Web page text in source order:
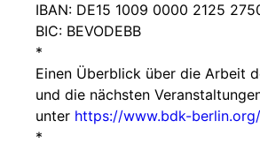
IBAN: DE15 1009 0000 2125
BIC: BEVODEBB
*
Einen Überblick über die Arbeit
und die nächsten
unter https://www.bdk-berlin.org/
*